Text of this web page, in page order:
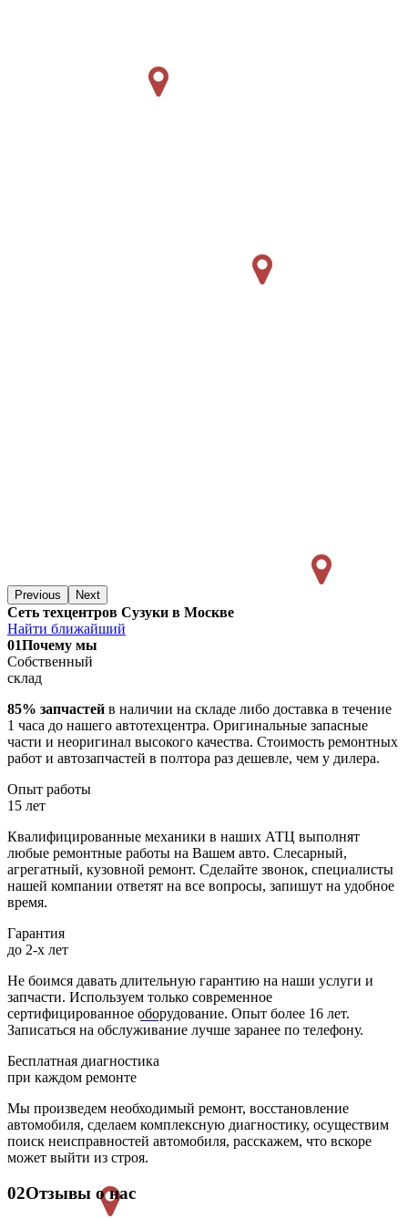
Previous Next
Сеть техцентров Сузуки в Москве
Найти ближайший
01Почему мы
Собственный
склад
85% запчастей в наличии на складе либо доставка в течение
1 часа до нашего автотехцентра. Оригинальные запасные
части и неоригинал высокого качества. Стоимость ремонтных
работ и автозапчастей в полтора раз дешевле, чем у дилера.
Опыт работы
15 лет
Квалифицированные механики в наших АТЦ выполнят
любые ремонтные работы на Вашем авто. Слесарный,
агрегатный, кузовной ремонт. Сделайте звонок, специалисты
нашей компании ответят на все вопросы, запишут на удобное
время.
Гарантия
до 2-х лет
Не боимся давать длительную гарантию на наши услуги и
запчасти. Используем только современное
сертифицированное оборудование. Опыт более 16 лет.
Записаться на обслуживание лучше заранее по телефону.
Бесплатная диагностика
при каждом ремонте
Мы произведем необходимый ремонт, восстановление
автомобиля, сделаем комплексную диагностику, осуществим
поиск неисправностей автомобиля, расскажем, что вскоре
может выйти из строя.
02Отзывы о нас